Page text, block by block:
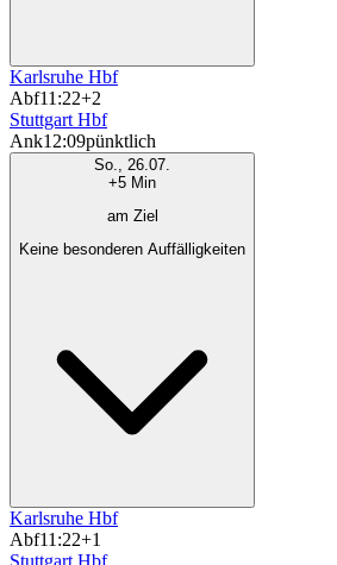
Karlsruhe Hbf
Abf11:22+2
Stuttgart Hbf
Ank12:09pünktlich
So., 26.07.
+5 Min
am Ziel
Keine besonderen Auffälligkeiten
Karlsruhe Hbf
Abf11:22+1
Stuttgart Hbf